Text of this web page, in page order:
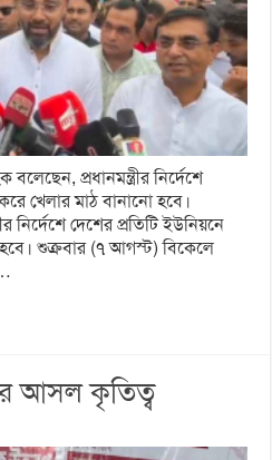
প্রধানমন্ত্রীর নির্দেশে
খেলার মাঠ বানানো হবে।
নির্দেশে দেশের প্রতিটি ইউনিয়নে
শুক্রবার (৭ আগস্ট) বিকেলে
আসল কৃতিত্ব